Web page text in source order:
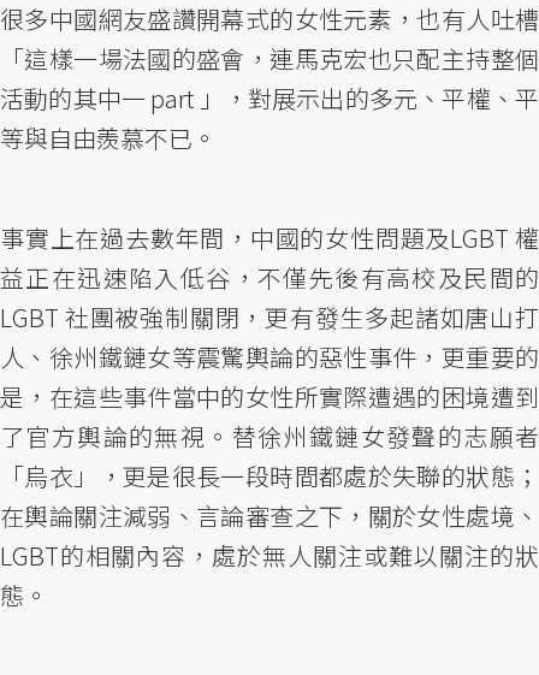
很多中國網友盛讚開幕式的女性元素，也有人吐槽
「這樣一場法國的盛會，連馬克宏也只配主持整個
活動的其中一 part 」，對展示出的多元、平權、平
等與自由羨慕不已。
事實上在過去數年間，中國的女性問題及LGBT 權
益正在迅速陷入低谷，不僅先後有高校及民間的
LGBT 社團被強制關閉，更有發生多起諸如唐山打
人、徐州鐵鏈女等震驚輿論的惡性事件，更重要的
是，在這些事件當中的女性所實際遭遇的困境遭到
了官方輿論的無視。替徐州鐵鏈女發聲的志願者
「烏衣」，更是很長一段時間都處於失聯的狀態；
在輿論關注減弱、言論審查之下，關於女性處境、
LGBT的相關內容，處於無人關注或難以關注的狀
態。